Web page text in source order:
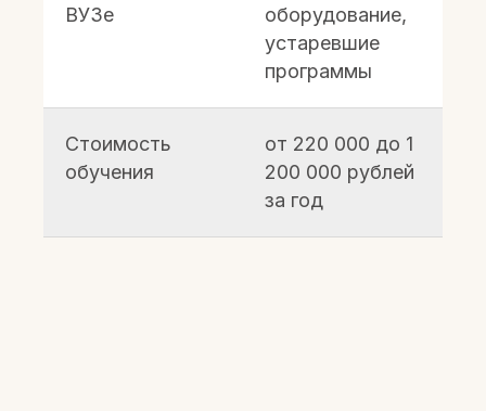
ВУЗе
оборудование,
устаревшие
программы
Стоимость
обучения
от 220 000 до 1
200 000 рублей
за год